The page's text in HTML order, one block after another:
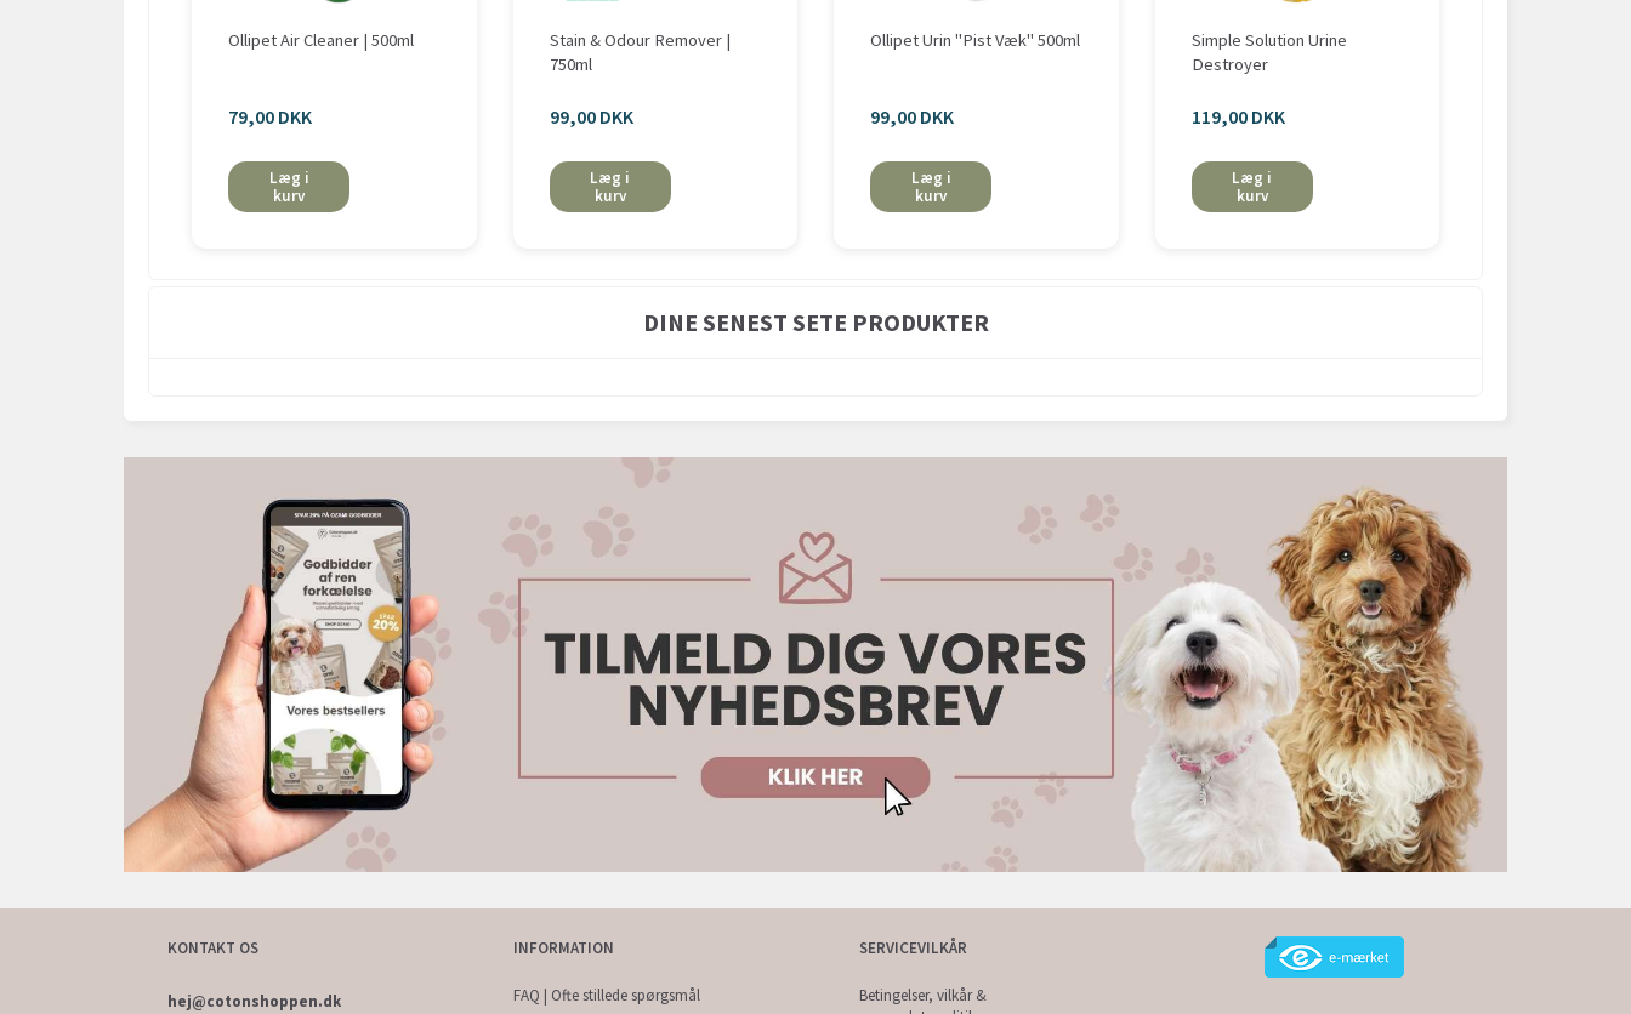
Ollipet Air Cleaner | 500ml
79,00 DKK
Læg i
kurv
Stain & Odour Remover |
750ml
99,00 DKK
Læg i
kurv
Ollipet Urin "Pist Væk" 500ml
99,00 DKK
Læg i
kurv
Simple Solution Urine
Destroyer
119,00 DKK
Læg i
kurv
DINE SENEST SETE PRODUKTER
KONTAKT OS
hej@cotonshoppen.dk
INFORMATION
FAQ | Ofte stillede spørgsmål
SERVICEVILKÅR
Betingelser, vilkår &